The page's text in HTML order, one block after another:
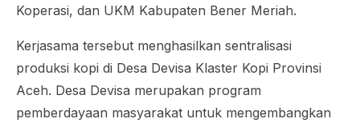
Koperasi, dan UKM Kabupaten Bener Meriah.
Kerjasama tersebut menghasilkan sentralisasi
produksi kopi di Desa Devisa Klaster Kopi Provinsi
Aceh. Desa Devisa merupakan program
pemberdayaan masyarakat untuk mengembangkan